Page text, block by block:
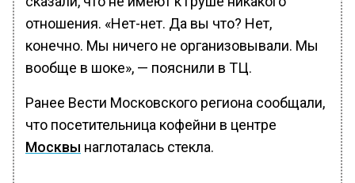
отношения. «Нет-нет. Да вы что? Нет,
конечно. Мы ничего не организовывали. Мы
вообще в шоке», — пояснили в ТЦ.
Ранее Вести Московского региона сообщали,
что посетительница кофейни в центре
Москвы наглоталась стекла.